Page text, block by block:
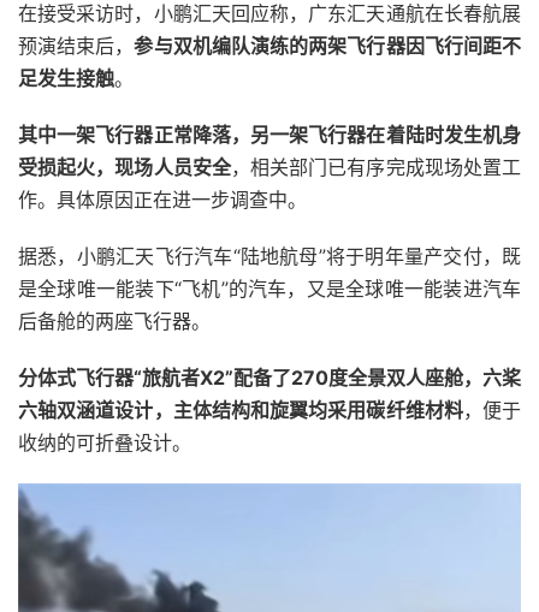
在接受采访时，小鹏汇天回应称，广东汇天通航在长春航展
预演结束后，参与双机编队演练的两架飞行器因飞行间距不
足发生接触。
其中一架飞行器正常降落，另一架飞行器在着陆时发生机身
受损起火，现场人员安全，相关部门已有序完成现场处置工
作。具体原因正在进一步调查中。
据悉，小鹏汇天飞行汽车“陆地航母”将于明年量产交付，既
是全球唯一能装下“飞机”的汽车，又是全球唯一能装进汽车
后备舱的两座飞行器。
分体式飞行器“旅航者X2”配备了270度全景双人座舱，六桨
六轴双涵道设计，主体结构和旋翼均采用碳纤维材料，便于
收纳的可折叠设计。